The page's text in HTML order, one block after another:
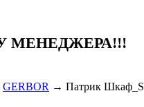
МЕНЕДЖЕРА!!!
GERBOR → Патрик